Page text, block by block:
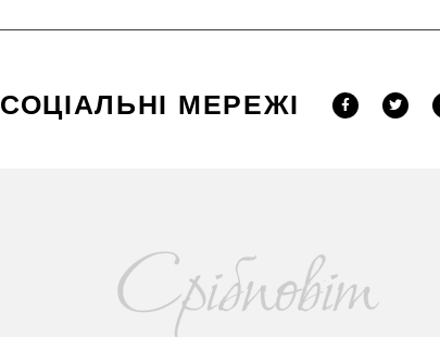
СОЦІАЛЬНІ МЕРЕЖІ